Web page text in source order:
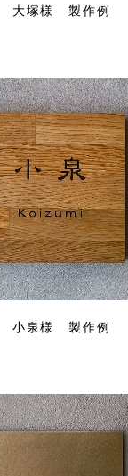
大塚様 製作例
小泉様 製作例